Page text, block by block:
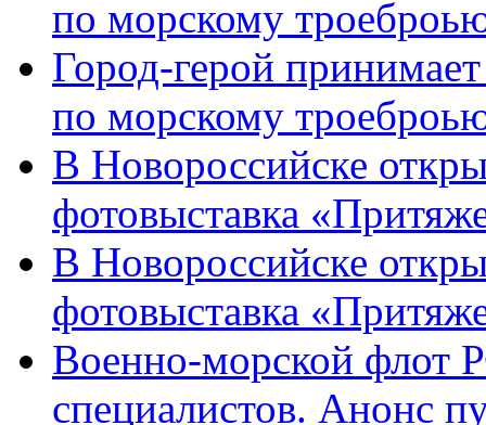
по морскому
Город-герой
по морскому
В Новороссийске
фотовыставка
В Новороссийске
фотовыставка
Военно-морской флот
специалистов. Анонс